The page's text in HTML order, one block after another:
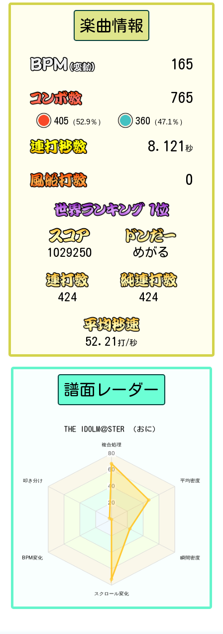
楽曲情報
165
765
405 （52.9％） 360 （47.1％）
8.121 秒
0
1029250 めがる
424 424
52.21 打/秒
譜面レーダー